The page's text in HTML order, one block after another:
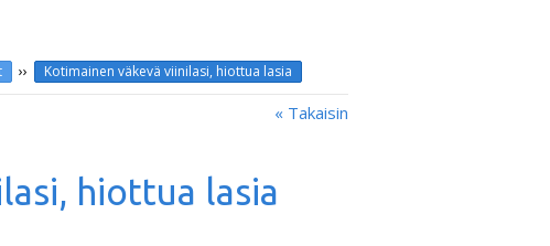
›› Kotimainen väkevä viinilasi, hiottua lasia
« Takaisin
hiottua lasia